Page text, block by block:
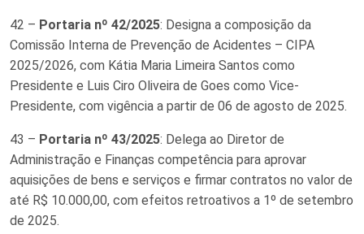
42 – Portaria nº 42/2025: Designa a composição da
Comissão Interna de Prevenção de Acidentes – CIPA
2025/2026, com Kátia Maria Limeira Santos como
Presidente e Luis Ciro Oliveira de Goes como Vice-
Presidente, com vigência a partir de 06 de agosto de 2025.
43 – Portaria nº 43/2025: Delega ao Diretor de
Administração e Finanças competência para aprovar
aquisições de bens e serviços e firmar contratos no valor de
até R$ 10.000,00, com efeitos retroativos a 1º de setembro
de 2025.